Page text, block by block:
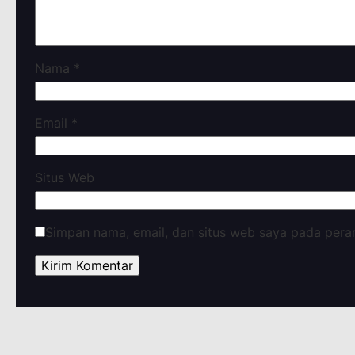
Nama *
Email *
Situs Web
Simpan nama, email, dan situs web saya pada